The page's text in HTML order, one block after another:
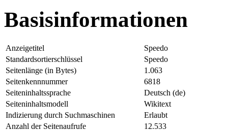
Basisinformationen
Anzeigetitel
Speedo
Standardsortierschlüssel
Speedo
Seitenlänge (in Bytes)
1.063
Seitenkennnummer
6818
Seiteninhaltssprache
Deutsch (de)
Seiteninhaltsmodell
Wikitext
Indizierung durch Suchmaschinen
Erlaubt
Anzahl der Seitenaufrufe
12.533